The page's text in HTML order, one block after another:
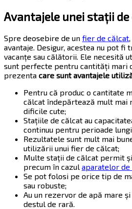
Avantajele unei stații
Spre deosebire de un fier de călcat
avantaje. Desigur, acestea nu pot fi
vacanțe sau călătorii. Ele necesită
sunt perfecte pentru cantități mari
prezenta care sunt avantajele
Pentru că produc o cantitate
călcat îndepărtează mult mai
dificile cute;
Stațiile de călcat au
continuu pentru perioade
Rezultatele sunt mult mai
utilizării unui fier de călcat;
Multe stații de călcat permit
precum în cazul aparatelor
Se pot folosi pe orice tip de
sau robuste;
Au un rezervor de apă mare
destul de rară.